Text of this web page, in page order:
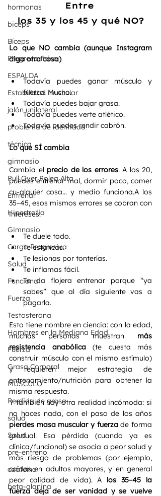
hormonas
biceps
Bíceps
Progreso físico
ESPALDA
Estabilidad muscular
jalón unilateral
problema de identidad
técnica
gimnasio
Pull Over Polea Alta
Entrenar
Hipertrofia
Gimnasio
Carga Progresiva
Salud
Funcional
Fuerza
Testosterona
Hombres en la Mediana Edad
Fuerza
Grasa Corporal
MÚSCULO
Perdida de grasa
salud
Salud
pre-entreno
caafeína
beta-alanina
Entre
los 35 y los 45 y qué NO?
Lo que NO cambia (aunque Instagram
diga otra cosa)
Todavía puedes ganar músculo y
fuerza. Mucho.
Todavía puedes bajar grasa.
Todavía puedes verte atlético.
Todavía puedes rendir cabrón.
Lo que SÍ cambia
Cambia el precio de los errores. A los 20,
puedes entrenar mal, dormir poco, comer
cu-alquier cosa… y medio funciona.A los
35–45, esos mismos errores se cobran con
intereses:
Te duele todo.
Te estancas.
Te lesionas por tonterías.
Te inflamas fácil.
Te da flojera entrenar porque “ya
sabes” que al día siguiente vas a
pagarla.
Esto tiene nombre en ciencia: con la edad,
muchas personas muestran más
resistencia anabólica (te cuesta más
construir músculo con el mismo estímulo)
y requieren mejor estrategia de
entrenamiento/nutrición para obtener la
misma respuesta.
Y también hay otra realidad incómoda: si
pierdes masa muscular y fuerza de forma
gradual. Esa pérdida (cuando ya es
clínica/funcional) se asocia a peor salud y
más riesgo de problemas (por ejemplo,
caídas en adultos mayores, y en general
peor calidad de vida). A los 35–45 la
fuerza deja de ser vanidad y se vuelve